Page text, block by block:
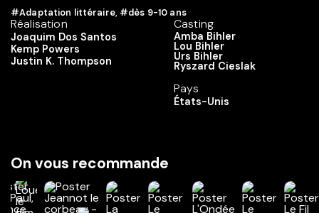
#Adaptation littéraire, #dès 9-10 ans
Réalisation
Joaquim Dos Santos
Kemp Powers
Justin K. Thompson
Casting
Amba Bihler
Lou Bihler
Urs Bihler
Ryszard Cieslak
Pays
États-Unis
On vous recommande